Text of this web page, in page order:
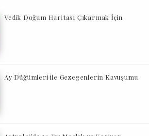
Vedik Doğum Haritası Çıkarmak İçin
Ay Düğümleri ile Gezegenlerin Kavuşumu